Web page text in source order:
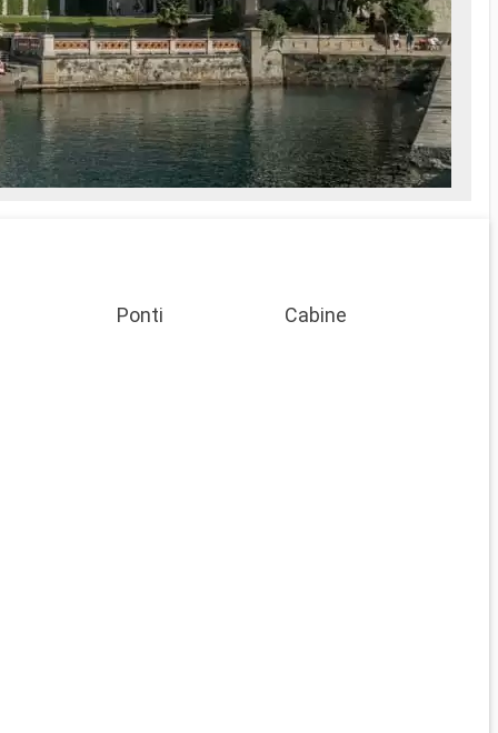
Ponti Cabine